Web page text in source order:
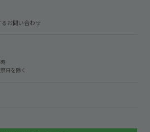
お問い合わせ
日を除く